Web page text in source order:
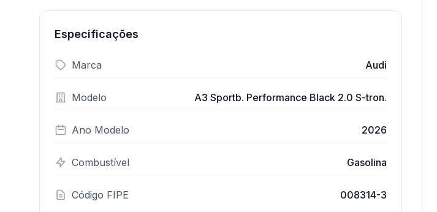
Especificações
Marca Audi
Modelo A3 Sportb. Performance Black 2.0 S-tron.
Ano Modelo 2026
Combustível Gasolina
Código FIPE 008314-3